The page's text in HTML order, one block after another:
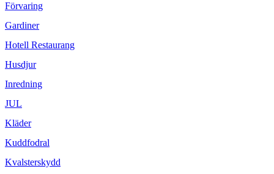
Förvaring
Gardiner
Hotell Restaurang
Husdjur
Inredning
JUL
Kläder
Kuddfodral
Kvalsterskydd